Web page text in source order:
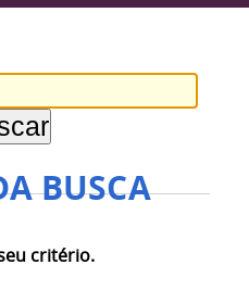
BUSCA
critério.